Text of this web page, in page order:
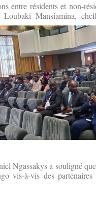
entre résidents et non-
Loubaki Mansiamina,
Ngassakys a souligné
vis-à-vis des partenaires